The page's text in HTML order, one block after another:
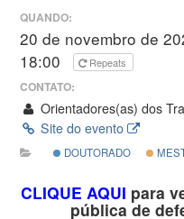
QUANDO:
20 de novembro de
18:00
Repeats
CONTATO:
Orientadores(as) dos
Site do evento
DOUTORADO
CLIQUE AQUI para
pública de